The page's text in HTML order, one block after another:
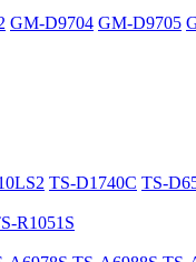
GM-D9704 GM-D9705
TS-D1740C TS-
R1051S